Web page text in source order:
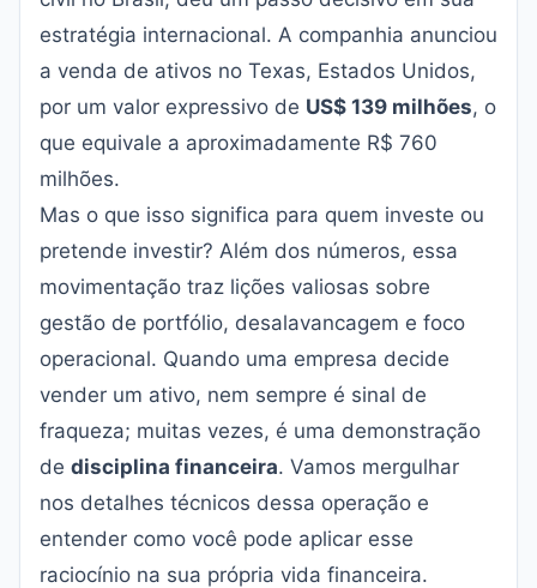
estratégia internacional. A companhia anunciou
a venda de ativos no Texas, Estados Unidos,
por um valor expressivo de US$ 139 milhões, o
que equivale a aproximadamente R$ 760
milhões.
Mas o que isso significa para quem investe ou
pretende investir? Além dos números, essa
movimentação traz lições valiosas sobre
gestão de portfólio, desalavancagem e foco
operacional. Quando uma empresa decide
vender um ativo, nem sempre é sinal de
fraqueza; muitas vezes, é uma demonstração
de disciplina financeira. Vamos mergulhar
nos detalhes técnicos dessa operação e
entender como você pode aplicar esse
raciocínio na sua própria vida financeira.